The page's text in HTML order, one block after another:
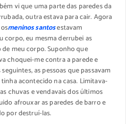
vi que uma parte das paredes da
outra estava para cair. Agora
meninos santosestavam
corpo, eu mesma derrubei as
de meu corpo. Suponho que
choquei-me contra a parede e
as pessoas que passavam
acontecido na casa. Limitava-
chuvas e vendavais dos últimos
afrouxar as paredes de barro e
por destruí-las.